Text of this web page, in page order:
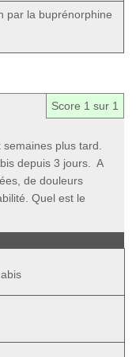
par la buprénorphine
Score 1 sur 1
plus tard.
depuis 3 jours. A
de douleurs
Quel est le